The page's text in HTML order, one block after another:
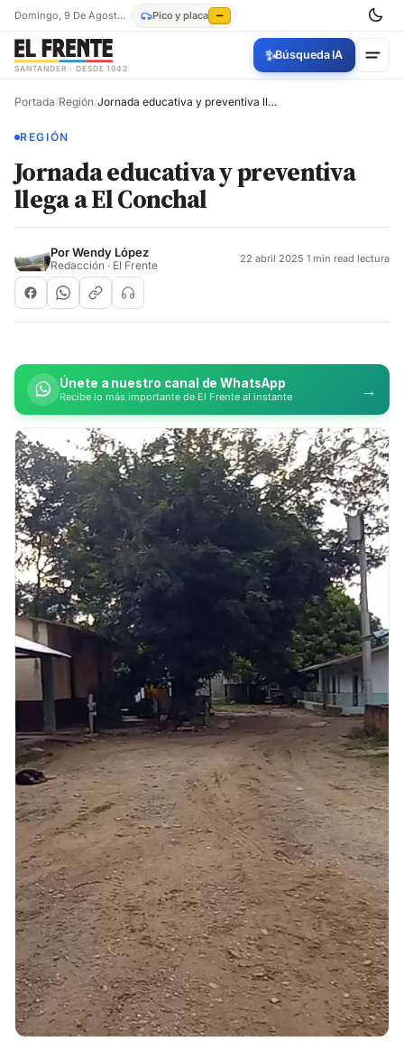
Domingo, 9 De Agosto De 2026 Pico y placa —
SANTANDER · DESDE 1942
✨Búsqueda IA
Portada/Región/ Jornada educativa y preventiva llega a El Conchal
REGIÓN
Jornada educativa y preventiva
llega a El Conchal
PorWendy López
Redacción · El Frente 22 abril 2025·1 min read lectura
Únete a nuestro canal de WhatsApp
Recibe lo más importante de El Frente al instante →